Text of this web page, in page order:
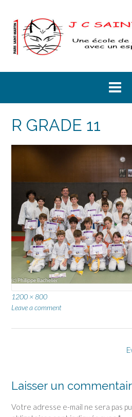
content
R GRADE 11
Full
size
1200 × 800
Leave a comment
Laisser un
Votre adresse e-mail ne sera pas